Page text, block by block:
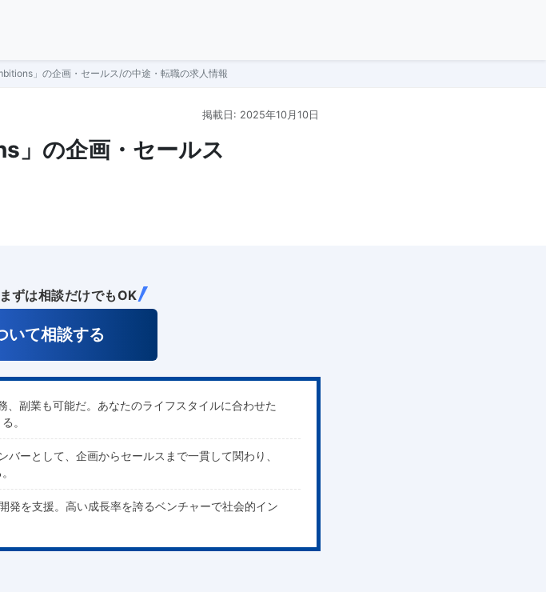
」の企画・セールス/の中途・転職の求人情報
掲載日: 2025年10月10日
」の企画・セールス
まずは相談だけでもOK
いて相談する
、副業も可能だ。あなたのライフスタイルに合わせた
。
バーとして、企画からセールスまで一貫して関わり、
発を支援。高い成長率を誇るベンチャーで社会的イン